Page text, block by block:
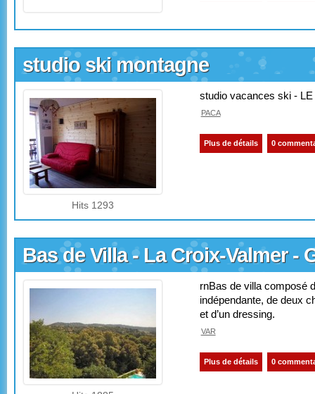
studio ski montagne
Hits 1293
studio vacances ski -
PACA
Plus de détails 0
Bas de Villa - La Croix-Valmer -
rnBas de villa composé
indépendante, de deux
et d’un dressing.
VAR
Plus de détails 0